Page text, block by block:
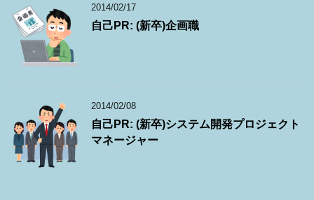
2014/02/17
自己PR: (新卒)企画職
2014/02/08
自己PR: (新卒)システム開発プロジェクト
マネージャー